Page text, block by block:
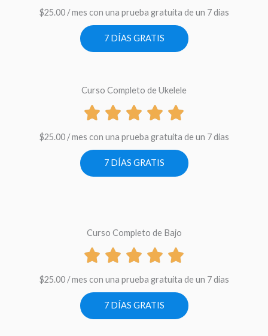
$25.00 / mes con una prueba gratuita de un 7 dias
7 DÍAS GRATIS
Curso Completo de Ukelele
$25.00 / mes con una prueba gratuita de un 7 dias
7 DÍAS GRATIS
Curso Completo de Bajo
$25.00 / mes con una prueba gratuita de un 7 dias
7 DÍAS GRATIS